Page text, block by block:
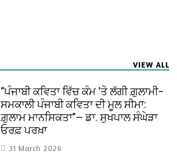
VIEW ALL
“ਪੰਜਾਬੀ ਕਵਿਤਾ ਵਿੱਚ ਕੰਮ ‘ਤੇ ਲੱਗੀ ਗ਼ੁਲਾਮੀ–
ਸਮਕਾਲੀ ਪੰਜਾਬੀ ਕਵਿਤਾ ਦੀ ਮੂਲ ਸੀਮਾ:
ਗ਼ੁਲਾਮ ਮਾਨਸਿਕਤਾ”— ਡਾ. ਸੁਖਪਾਲ ਸੰਘੇੜਾ
ਓਰਫ਼ ਪਰਖ਼ਾ
31 March 2026